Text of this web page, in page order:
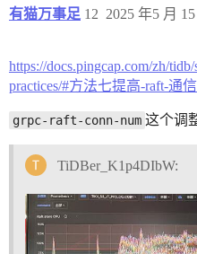
有猫万事足 2025 年5 月
12
https://docs.pingcap.com/zh/
practices/#方法七提高-raft-通
grpc-raft-conn-num 这个调
TiDBer_K1p4DIbW: